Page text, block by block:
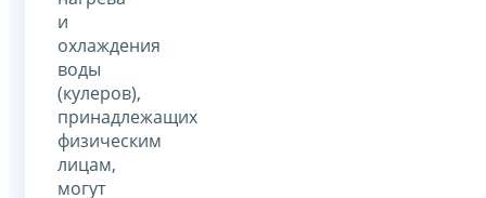
и
охлаждения
воды
(кулеров),
принадлежащих
физическим
лицам,
могут